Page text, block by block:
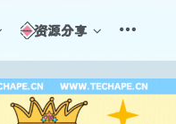
资源分享